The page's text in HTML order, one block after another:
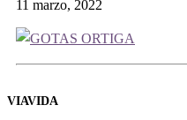
11 marzo, 2022
VIAVIDA